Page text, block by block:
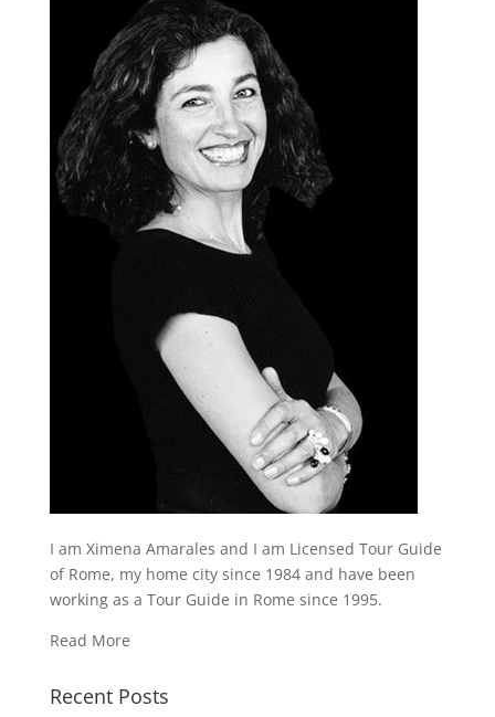
I am Ximena Amarales and I am Licensed Tour Guide
of Rome, my home city since 1984 and have been
working as a Tour Guide in Rome since 1995.
Read More
Recent Posts